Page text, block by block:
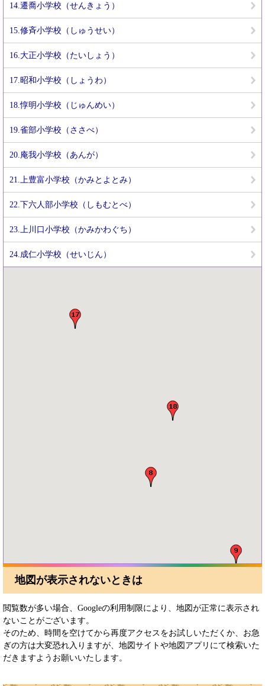
14.遷喬小学校（せんきょう）
15.修斉小学校（しゅうせい）
16.大正小学校（たいしょう）
17.昭和小学校（しょうわ）
18.惇明小学校（じゅんめい）
19.雀部小学校（ささべ）
20.庵我小学校（あんが）
21.上豊富小学校（かみとよとみ）
22.下六人部小学校（しもむとべ）
23.上川口小学校（かみかわぐち）
24.成仁小学校（せいじん）
地図が表示されないときは
閲覧数が多い場合、Googleの利用制限により、地図が正常に表示され
ないことがございます。
そのため、時間を空けてから再度アクセスをお試しいただくか、お急
ぎの方は大変恐れ入りますが、地図サイトや地図アプリにて検索いた
だきますようお願いいたします。